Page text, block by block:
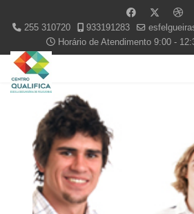
255 310720 933191283
Horário de Atendimento 9:00 -